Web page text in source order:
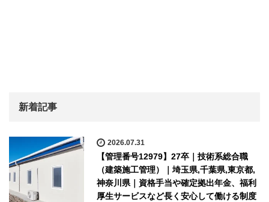
新着記事
2026.07.31
【管理番号12979】27卒｜技術系総合職
（建築施工管理）｜埼玉県,千葉県,東京都,
神奈川県｜資格手当や確定拠出年金、福利
厚生サービスなど長く安心して働ける制度